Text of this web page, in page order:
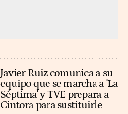
Javier Ruiz comunica a su
equipo que se marcha a 'La
Séptima' y TVE prepara a
Cintora para sustituirle